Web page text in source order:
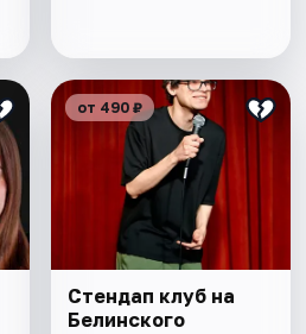
от 490 ₽
Стендап клуб на
Белинского